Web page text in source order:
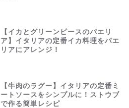
【イカとグリーンピースのパエリ
ア】イタリアの定番イカ料理をパエ
リアにアレンジ！
【牛肉のラグー】イタリアの定番ミ
ートソースをシンプルに！ストウブ
で作る簡単レシピ